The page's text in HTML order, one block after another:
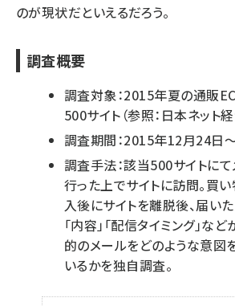
のが現状だといえるだろう。
調査概要
調査対象：2015年夏の通販
500サイト（参照：日本ネット
調査期間：2015年12月24日
調査手法：該当500サイトに
行った上でサイトに訪問。買
入後にサイトを離脱後、届いた
「内容」「配信タイミング」な
的のメールをどのような意図
いるかを独自調査。